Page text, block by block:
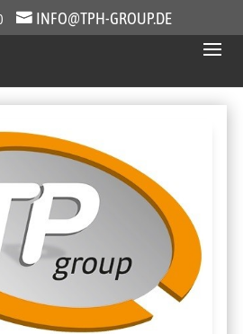
INFO@TPH-GROUP.DE